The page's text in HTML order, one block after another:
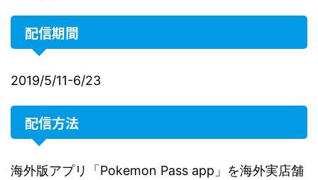
配信期間
2019/5/11-6/23
配信方法
海外版アプリ「Pokemon Pass app」を海外実店舗